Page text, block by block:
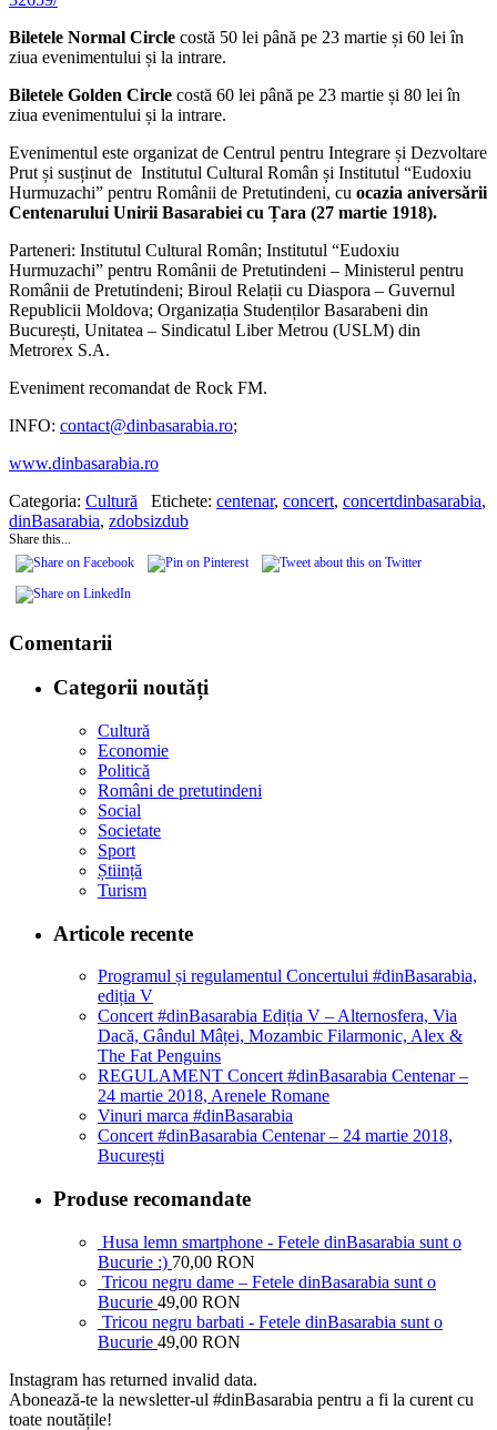
Biletele Normal Circle costă 50 lei până pe 23 martie și 60 lei în
ziua evenimentului și la intrare.
Biletele Golden Circle costă 60 lei până pe 23 martie și 80 lei în
ziua evenimentului și la intrare.
Evenimentul este organizat de Centrul pentru Integrare și Dezvoltare
Prut și susținut de Institutul Cultural Român și Institutul “Eudoxiu
Hurmuzachi” pentru Românii de Pretutindeni, cu ocazia aniversării
Centenarului Unirii Basarabiei cu Țara (27 martie 1918).
Parteneri: Institutul Cultural Român; Institutul “Eudoxiu
Hurmuzachi” pentru Românii de Pretutindeni – Ministerul pentru
Românii de Pretutindeni; Biroul Relații cu Diaspora – Guvernul
Republicii Moldova; Organizația Studenților Basarabeni din
București, Unitatea – Sindicatul Liber Metrou (USLM) din
Metrorex S.A.
Eveniment recomandat de Rock FM.
INFO: contact@dinbasarabia.ro;
www.dinbasarabia.ro
Categoria: Cultură Etichete: centenar, concert, concertdinbasarabia,
dinBasarabia, zdobsizdub
Share this...
Comentarii
Categorii noutăți
Cultură
Economie
Politică
Români de pretutindeni
Social
Societate
Sport
Știință
Turism
Articole recente
Programul și regulamentul Concertului #dinBasarabia,
ediția V
Concert #dinBasarabia Ediția V – Alternosfera, Via
Dacă, Gândul Mâței, Mozambic Filarmonic, Alex &
The Fat Penguins
REGULAMENT Concert #dinBasarabia Centenar –
24 martie 2018, Arenele Romane
Vinuri marca #dinBasarabia
Concert #dinBasarabia Centenar – 24 martie 2018,
București
Produse recomandate
Husa lemn smartphone - Fetele dinBasarabia sunt o
Bucurie :) 70,00 RON
Tricou negru dame – Fetele dinBasarabia sunt o
Bucurie 49,00 RON
Tricou negru barbati - Fetele dinBasarabia sunt o
Bucurie 49,00 RON
Instagram has returned invalid data.
Abonează-te la newsletter-ul #dinBasarabia pentru a fi la curent cu
toate noutățile!